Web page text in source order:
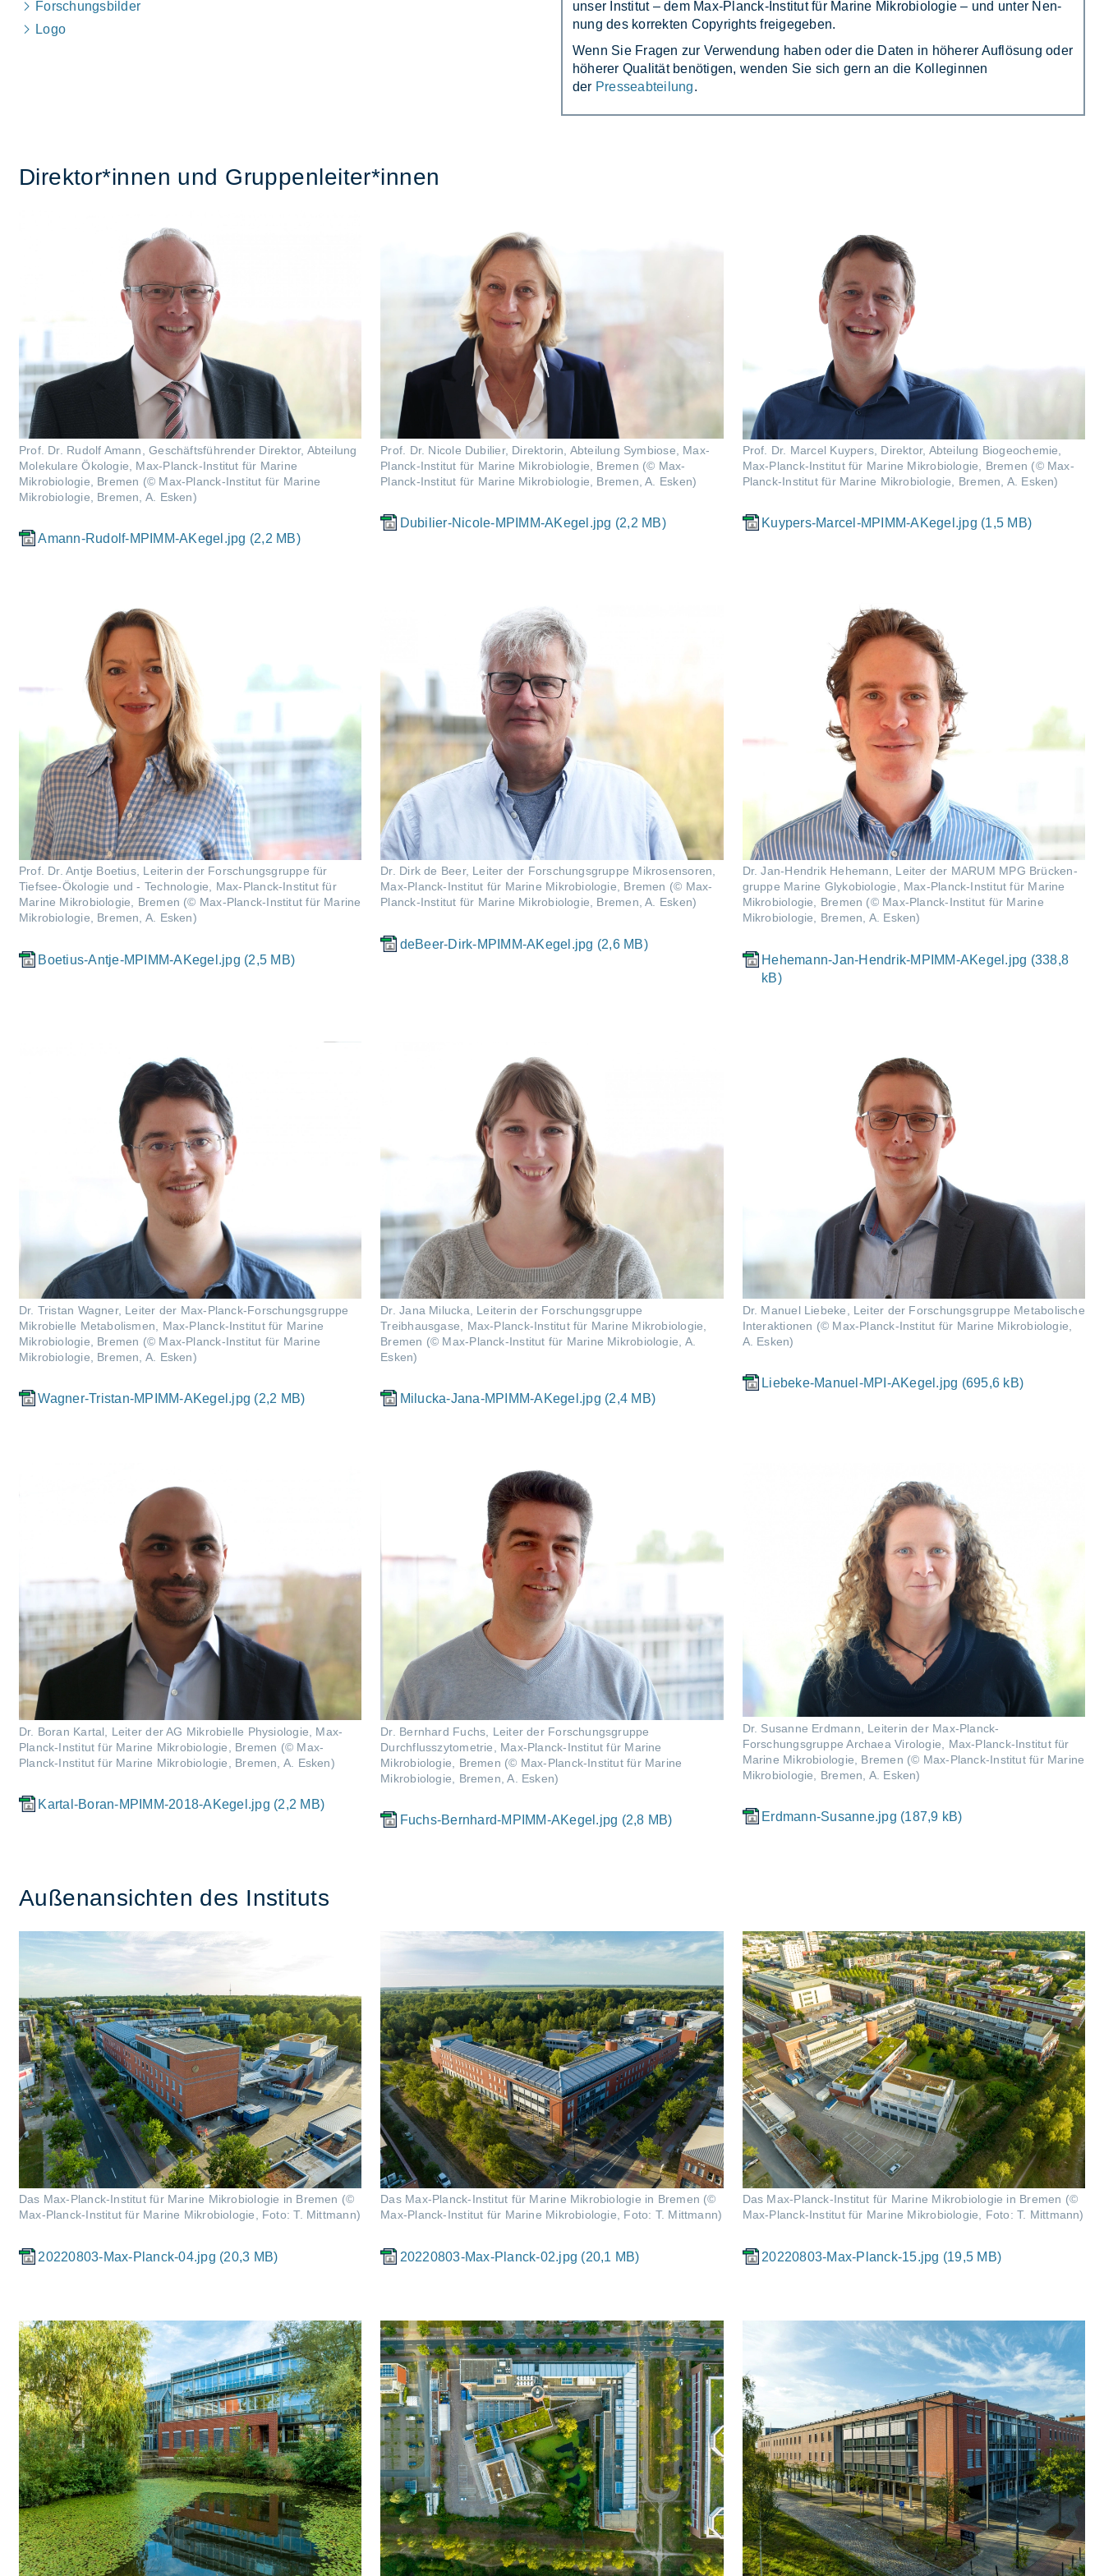
For­schungs­bil­der
Logo
un­ser In­sti­tut – dem Max-Planck-In­sti­tut für Ma­ri­ne Mi­kro­bio­lo­gie – und un­ter Nen­
nung des kor­rek­ten Co­py­rights frei­ge­ge­ben.
Wenn Sie Fra­gen zur Ver­wen­dung ha­ben oder die Da­ten in hö­he­rer Auf­lö­sung oder
hö­he­rer Qua­li­tät be­nö­ti­gen, wen­den Sie sich gern an die Kol­le­gin­nen
der Presseabteilung.
Di­rek­tor*in­nen und Grup­pen­lei­ter*in­nen
Prof. Dr. Rudolf Amann, Geschäftsführender Direktor, Abteilung
Molekulare Ökologie, Max-Planck-Institut für Marine
Mikrobiologie, Bremen (© Max-Planck-Institut für Marine
Mikrobiologie, Bremen, A. Esken)
Amann-Rudolf-MPIMM-AKegel.jpg (2,2 MB)
Prof. Dr. Nicole Dubilier, Direktorin, Abteilung Symbiose, Max-
Planck-Institut für Marine Mikrobiologie, Bremen (© Max-
Planck-Institut für Marine Mikrobiologie, Bremen, A. Esken)
Dubilier-Nicole-MPIMM-AKegel.jpg (2,2 MB)
Prof. Dr. Marcel Kuypers, Direktor, Abteilung Biogeochemie,
Max-Planck-Institut für Marine Mikrobiologie, Bremen (© Max-
Planck-Institut für Marine Mikrobiologie, Bremen, A. Esken)
Kuypers-Marcel-MPIMM-AKegel.jpg (1,5 MB)
Prof. Dr. Antje Boetius, Leiterin der Forschungsgruppe für
Tiefsee-Ökologie und - Technologie, Max-Planck-Institut für
Marine Mikrobiologie, Bremen (© Max-Planck-Institut für Marine
Mikrobiologie, Bremen, A. Esken)
Boetius-Antje-MPIMM-AKegel.jpg (2,5 MB)
Dr. Dirk de Beer, Leiter der Forschungsgruppe Mikrosensoren,
Max-Planck-Institut für Marine Mikrobiologie, Bremen (© Max-
Planck-Institut für Marine Mikrobiologie, Bremen, A. Esken)
deBeer-Dirk-MPIMM-AKegel.jpg (2,6 MB)
Dr. Jan-Hendrik Hehemann, Leiter der MARUM MPG Brü­cken­
grup­pe Ma­ri­ne Gly­ko­bio­lo­gie, Max-Planck-Institut für Marine
Mikrobiologie, Bremen (© Max-Planck-Institut für Marine
Mikrobiologie, Bremen, A. Esken)
Hehemann-Jan-Hendrik-MPIMM-AKegel.jpg (338,8
kB)
Dr. Tristan Wagner, Leiter der Max-Planck-For­schungs­grup­pe
Mi­kro­bi­el­le Me­ta­bo­lis­men, Max-Planck-Institut für Marine
Mikrobiologie, Bremen (© Max-Planck-Institut für Marine
Mikrobiologie, Bremen, A. Esken)
Wagner-Tristan-MPIMM-AKegel.jpg (2,2 MB)
Dr. Jana Milucka, Leiterin der Forschungsgruppe
Treibhausgase, Max-Planck-Institut für Marine Mikrobiologie,
Bremen (© Max-Planck-Institut für Marine Mikrobiologie, A.
Esken)
Milucka-Jana-MPIMM-AKegel.jpg (2,4 MB)
Dr. Manuel Liebeke, Leiter der Forschungsgruppe Metabolische
Interaktionen (© Max-Planck-Institut für Marine Mikrobiologie,
A. Esken)
Liebeke-Manuel-MPI-AKegel.jpg (695,6 kB)
Dr. Boran Kartal, Leiter der AG Mikrobielle Physiologie, Max-
Planck-Institut für Marine Mikrobiologie, Bremen (© Max-
Planck-Institut für Marine Mikrobiologie, Bremen, A. Esken)
Kartal-Boran-MPIMM-2018-AKegel.jpg (2,2 MB)
Dr. Bernhard Fuchs, Leiter der Forschungsgruppe
Durchflusszytometrie, Max-Planck-Institut für Marine
Mikrobiologie, Bremen (© Max-Planck-Institut für Marine
Mikrobiologie, Bremen, A. Esken)
Fuchs-Bernhard-MPIMM-AKegel.jpg (2,8 MB)
Dr. Susanne Erdmann, Leiterin der Max-Planck-
Forschungsgruppe Archaea Virologie, Max-Planck-Institut für
Marine Mikrobiologie, Bremen (© Max-Planck-Institut für Marine
Mikrobiologie, Bremen, A. Esken)
Erdmann-Susanne.jpg (187,9 kB)
Au­ßen­an­sich­ten des In­sti­tuts
Das Max-Planck-Institut für Marine Mikrobiologie in Bremen (©
Max-Planck-Institut für Marine Mikrobiologie, Foto: T. Mittmann)
20220803-Max-Planck-04.jpg (20,3 MB)
Das Max-Planck-Institut für Marine Mikrobiologie in Bremen (©
Max-Planck-Institut für Marine Mikrobiologie, Foto: T. Mittmann)
20220803-Max-Planck-02.jpg (20,1 MB)
Das Max-Planck-Institut für Marine Mikrobiologie in Bremen (©
Max-Planck-Institut für Marine Mikrobiologie, Foto: T. Mittmann)
20220803-Max-Planck-15.jpg (19,5 MB)